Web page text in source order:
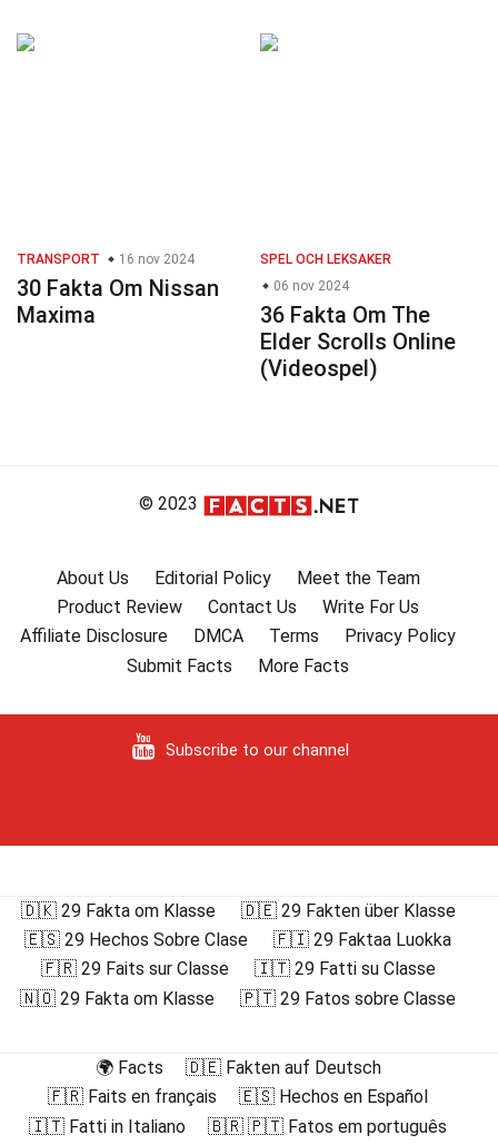
TRANSPORT 16 nov 2024
30 Fakta Om Nissan
Maxima
SPEL OCH LEKSAKER
06 nov 2024
36 Fakta Om The
Elder Scrolls Online
(Videospel)
© 2023
About Us Editorial Policy
Meet the Team
Product Review
Contact Us
Write For Us
Affiliate Disclosure
DMCA Terms
Privacy Policy
Submit Facts
More Facts
Subscribe to our channel
🇩🇰 29 Fakta om Klasse
🇩🇪 29 Fakten über Klasse
🇪🇸 29 Hechos Sobre Clase
🇫🇮 29 Faktaa Luokka
🇫🇷 29 Faits sur Classe
🇮🇹 29 Fatti su Classe
🇳🇴 29 Fakta om Klasse
🇵🇹 29 Fatos sobre Classe
🌍 Facts
🇩🇪 Fakten auf Deutsch
🇫🇷 Faits en français
🇪🇸 Hechos en Español
🇮🇹 Fatti in Italiano
🇧🇷 🇵🇹 Fatos em português